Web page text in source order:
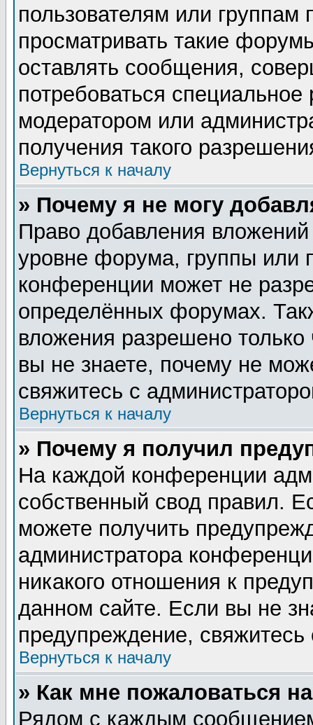
пользователям или группам
просматривать такие
оставлять сообщения,
потребоваться
модератором или
получения такого
Вернуться к началу
» Почему я не могу
Право добавления
уровне форума, группы или
конференции может не
определённых форумах.
вложения разрешено
вы не знаете, почему не
свяжитесь с
Вернуться к началу
» Почему я получил
На каждой конференции
собственный свод правил.
можете получить
администратора
никакого отношения к
данном сайте. Если вы не
предупреждение,
Вернуться к началу
» Как мне пожаловаться
Рядом с каждым